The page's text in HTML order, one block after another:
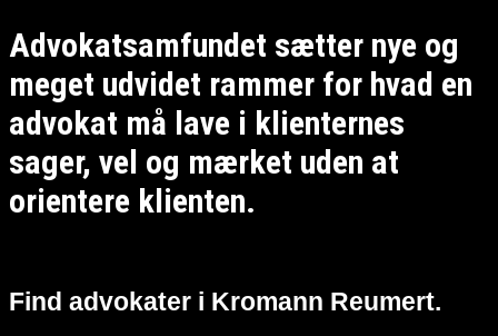
Advokatsamfundet sætter nye og
meget udvidet rammer for hvad en
advokat må lave i klienternes
sager, vel og mærket uden at
orientere klienten.
Find advokater i Kromann Reumert.